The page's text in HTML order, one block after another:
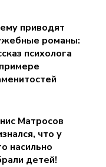
приводят
романы:
психолога
Матросов
что у
насильно
детей!